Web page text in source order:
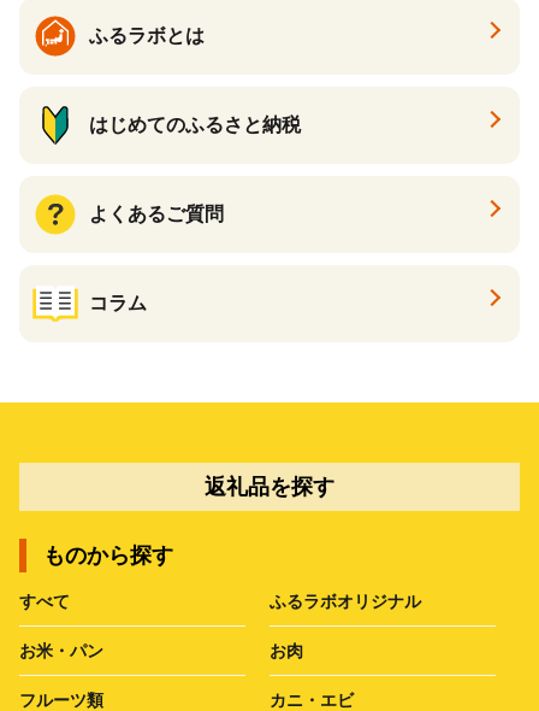
ギフト ふるさと納税 ）
ふるラボとは
はじめてのふるさと納税
よくあるご質問
コラム
返礼品を探す
ものから探す
すべて ふるラボオリジナル
お米・パン お肉
フルーツ類 カニ・エビ